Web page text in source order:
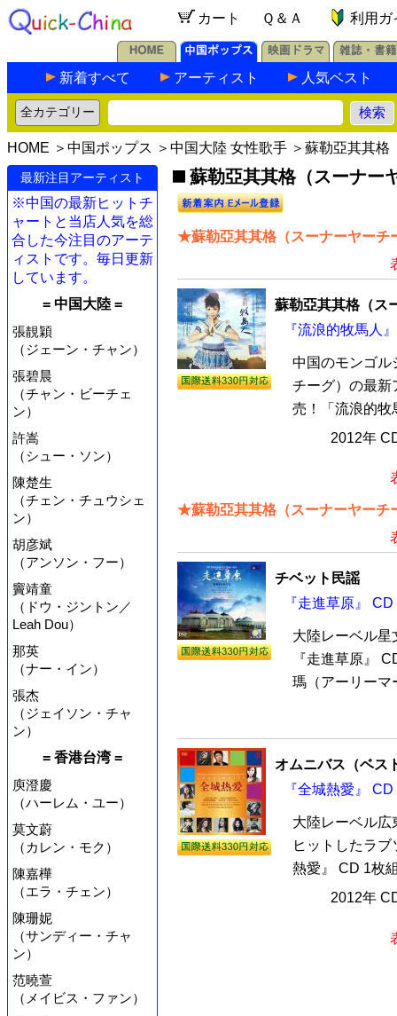
カート Ｑ＆Ａ 利用ガ
新着すべて アーティスト 人気ベスト
HOME ＞ 中国ポップス ＞ 中国大陸 女性歌手 ＞蘇勒亞其其格
最新注目アーティスト
※中国の最新ヒットチ
ャートと当店人気を総
合した今注目のアーテ
ィストです。毎日更新
しています。
= 中国大陸 =
張靚穎
（ジェーン・チャン）
張碧晨
（チャン・ビーチェ
ン）
許嵩
（シュー・ソン）
陳楚生
（チェン・チュウシェ
ン）
胡彦斌
（アンソン・フー）
竇靖童
（ドウ・ジントン／
Leah Dou）
那英
（ナー・イン）
張杰
（ジェイソン・チャ
ン）
= 香港台湾 =
庾澄慶
（ハーレム・ユー）
莫文蔚
（カレン・モク）
陳嘉樺
（エラ・チェン）
陳珊妮
（サンディー・チャ
ン）
范曉萱
（メイビス・ファン）
蘇勒亞其其格（スーナー
★蘇勒亞其其格（スーナーヤーチ
蘇勒亞其其格（ス
『流浪的牧馬人
中国のモンゴル
チーグ）の最新
売！「流浪的牧
2012年
★蘇勒亞其其格（スーナーヤーチ
チベット民謡
『走進草原』
大陸レーベル星
『走進草原』
瑪（アーリーマ
オムニバス（ベス
『全城熱愛』
大陸レーベル広
ヒットしたラ
熱愛』 CD 1枚
2012年